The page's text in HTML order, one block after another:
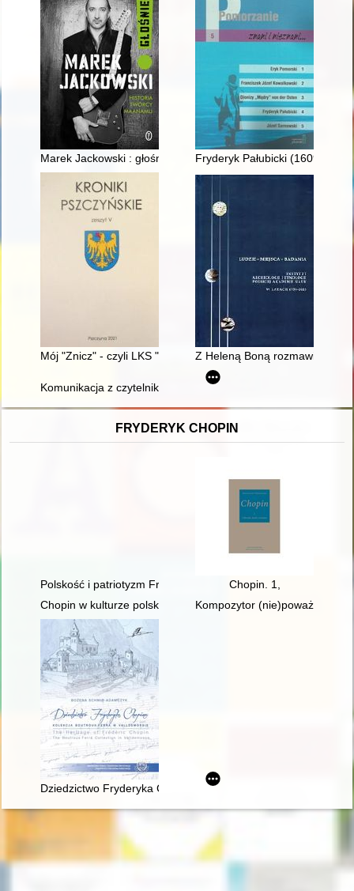
Marek Jackowski : głośniej! : historia twórcy Maanamu
Fryderyk Pałubicki (1609-
Mój "Znicz" - czyli LKS "Znicz" Jankowice w latach 2006-2013
Z Heleną Boną rozmawia
Komunikacja z czytelnikiem w sytuacji kryzysu czytelnictwa
FRYDERYK CHOPIN
Polskość i patriotyzm Fryderyka ChopinaChopin. 1,
Chopin w kulturze polskiej
Kompozytor (nie)poważny.
Dziedzictwo Fryderyka Chopina. Kolekcja Boutroux-Ferra w